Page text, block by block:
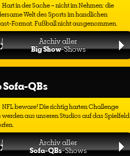
Hart in der Sache – nicht im Nehmen: die
Welt des Sports im handlichen
Format. Fußball nicht ausgenommen.
Archiv aller
Big Show-Shows
Sofa-QBs
NFL beware! Die richtig harten Challenge
werden aus unseren Studios auf das Spielfeld
Archiv aller
Sofa-QBs-Shows